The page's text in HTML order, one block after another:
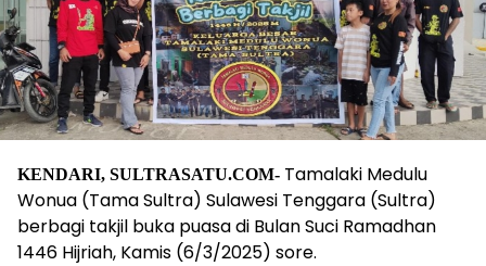
KENDARI, SULTRASATU.COM- Tamalaki Medulu
Wonua (Tama Sultra) Sulawesi Tenggara (Sultra)
berbagi takjil buka puasa di Bulan Suci Ramadhan
1446 Hijriah, Kamis (6/3/2025) sore.